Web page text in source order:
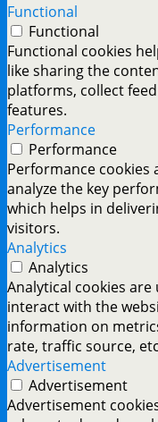
Functional
Functional
Functional cookies
like sharing the
platforms, collect
features.
Performance
Performance
Performance cookies
analyze the key
which helps in
visitors.
Analytics
Analytics
Analytical cookies
interact with the
information on
rate, traffic source,
Advertisement
Advertisement
Advertisement